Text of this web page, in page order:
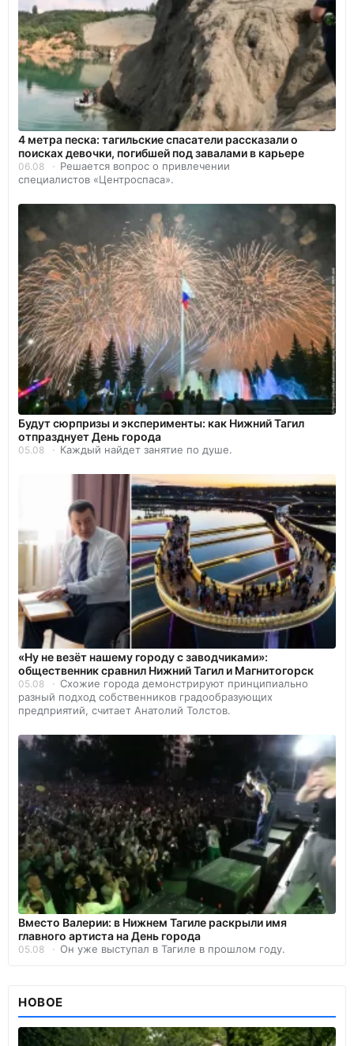
4 метра песка: тагильские спасатели рассказали о
поисках девочки, погибшей под завалами в карьере
06.08
Решается вопрос о привлечении
специалистов «Центроспаса».
Будут сюрпризы и эксперименты: как Нижний Тагил
отпразднует День города
05.08 Каждый найдет занятие по душе.
«Ну не везёт нашему городу с заводчиками»:
общественник сравнил Нижний Тагил и Магнитогорск
05.08
Схожие города демонстрируют принципиально
разный подход собственников градообразующих
предприятий, считает Анатолий Толстов.
Вместо Валерии: в Нижнем Тагиле раскрыли имя
главного артиста на День города
05.08 Он уже выступал в Тагиле в прошлом году.
НОВОЕ